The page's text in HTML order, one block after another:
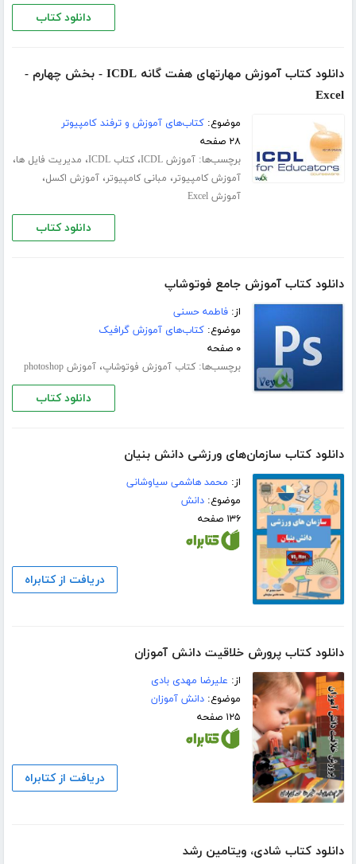
دانلود کتاب
دانلود کتاب آموزش مهارتهای هفت گانه ICDL - بخش چهارم -
Excel
موضوع:کتاب‌های آموزش و ترفند کامپیوتر
۲۸ صفحه
برچسب‌ها:آموزش ICDL ،کتاب ICDL ، مدیریت فایل ها،
آموزش کامپیوتر، مبانی کامپیوتر،آموزش اکسل،
آموزش Excel
دانلود کتاب
دانلود کتاب آموزش جامع فوتوشاپ
از:فاطمه حسنی
موضوع:کتاب‌های آموزش گرافیک
۰ صفحه
برچسب‌ها:کتاب آموزش فوتوشاپ،آموزش photoshop
دانلود کتاب
دانلود کتاب سازمان‌های ورزشی دانش بنیان
از: محمد هاشمی سیاوشانی
موضوع:دانش
۱۳۶ صفحه
دریافت از کتابراه
دانلود کتاب پرورش خلاقیت دانش آموزان
از: علیرضا مهدی بادی
موضوع:دانش آموزان
۱۲۵ صفحه
دریافت از کتابراه
دانلود کتاب شادی، ویتامین رشد